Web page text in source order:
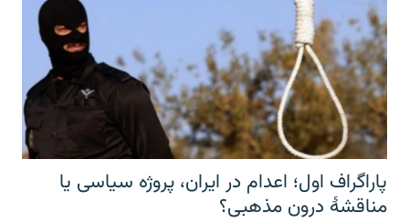
پاراگراف اول؛ اعدام در ایران، پروژه سیاسی یا
مناقشهٔ درون مذهبی؟